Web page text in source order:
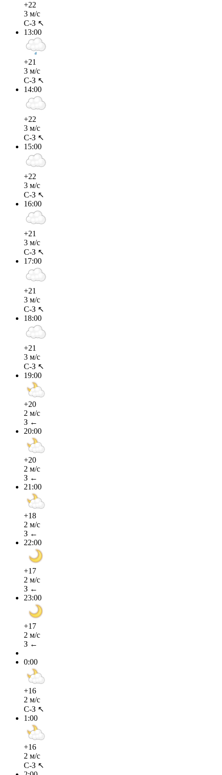
+22
3 м/с
С-З ↖
13:00
+21
3 м/с
С-З ↖
14:00
+22
3 м/с
С-З ↖
15:00
+22
3 м/с
С-З ↖
16:00
+21
3 м/с
С-З ↖
17:00
+21
3 м/с
С-З ↖
18:00
+21
3 м/с
С-З ↖
19:00
+20
2 м/с
З ←
20:00
+20
2 м/с
З ←
21:00
+18
2 м/с
З ←
22:00
+17
2 м/с
З ←
23:00
+17
2 м/с
З ←
0:00
+16
2 м/с
С-З ↖
1:00
+16
2 м/с
С-З ↖